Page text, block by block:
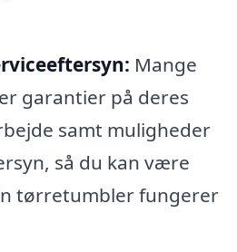
Mange
garantier på deres
samt muligheder
så du kan være
tørretumbler fungerer